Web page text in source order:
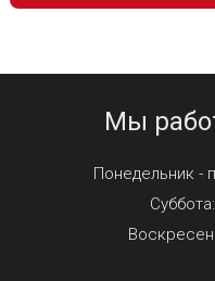
Мы
Понедельник -